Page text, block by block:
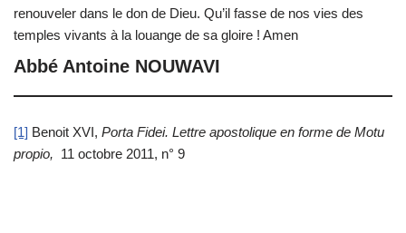
renouveler dans le don de Dieu. Qu’il fasse de nos vies des
temples vivants à la louange de sa gloire ! Amen
Abbé Antoine NOUWAVI
[1] Benoit XVI, Porta Fidei. Lettre apostolique en forme de Motu
propio, 11 octobre 2011, n° 9